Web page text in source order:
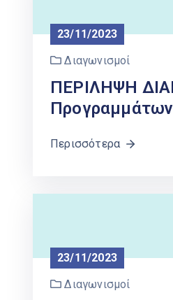
23/11/2023
Διαγωνισμοί
ΠΕΡΙΛΗΨΗ
Περισσότερα
23/11/2023
Διαγωνισμοί